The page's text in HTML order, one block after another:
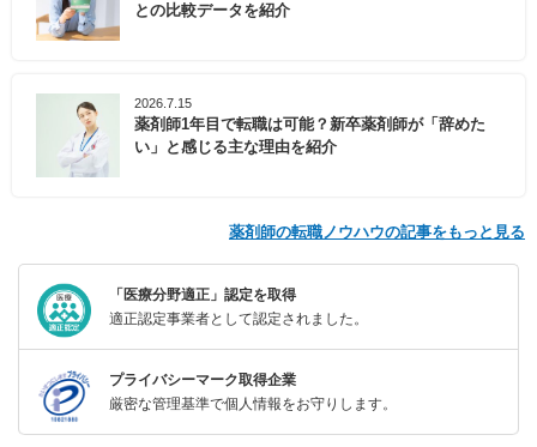
との比較データを紹介
2026.7.15
薬剤師1年目で転職は可能？新卒薬剤師が「辞めた
い」と感じる主な理由を紹介
薬剤師の転職ノウハウの記事をもっと見る
「医療分野適正」認定を取得
適正認定事業者として認定されました。
プライバシーマーク取得企業
厳密な管理基準で個人情報をお守りします。